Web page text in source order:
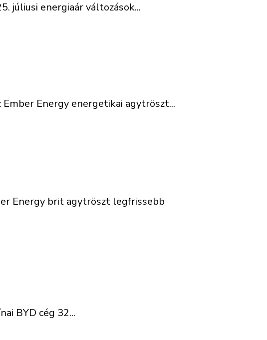
júliusi energiaár változások...
Energy energetikai agytröszt...
Energy brit agytröszt legfrissebb
BYD cég 32...